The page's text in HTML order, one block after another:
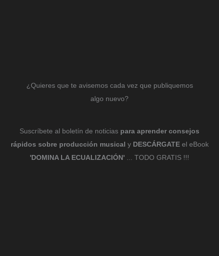
¿Quieres que te avisemos cada vez que publiquemos
algo nuevo?
Suscríbete al boletín de noticias para aprender consejos
rápidos sobre producción musical y DESCÁRGATEel eBook
'DOMINA LA ECUALIZACIÓN' ... TODO GRATIS !!!